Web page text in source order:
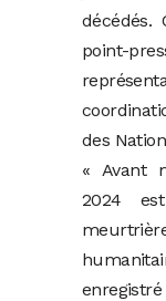
décédés.
point-
des
« Avant
2024